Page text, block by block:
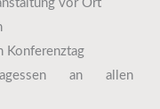
vor Ort
Konferenztag
an allen